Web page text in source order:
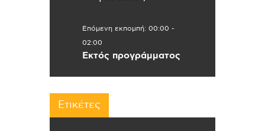
Επόμενη εκπομπή: 00:00 -
02:00
Εκτός προγράμματος
Ετικέτες